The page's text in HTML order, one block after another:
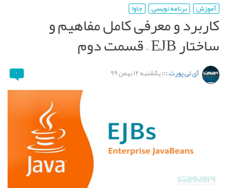
آموزش برنامه نویسی جاوا
کاربرد و معرفی کامل مفاهیم و
ساختار EJB – قسمت دوم
آی تی پورت:::یکشنبه ۱۲ بهمن ۹۹ ۰